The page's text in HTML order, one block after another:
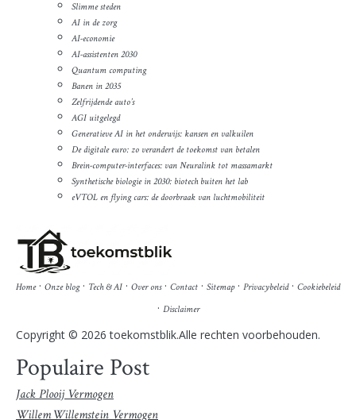
Slimme steden
AI in de zorg
AI-economie
AI-assistenten 2030
Quantum computing
Banen in 2035
Zelfrijdende auto’s
AGI uitgelegd
Generatieve AI in het onderwijs: kansen en valkuilen
De digitale euro: zo verandert de toekomst van betalen
Brein-computer-interfaces: van Neuralink tot massamarkt
Synthetische biologie in 2030: biotech buiten het lab
eVTOL en flying cars: de doorbraak van luchtmobiliteit
Home· Onze blog· Tech & AI · Over ons· Contact · Sitemap· Privacybeleid· Cookiebeleid
· Disclaimer
Copyright © 2026 toekomstblik.Alle rechten voorbehouden.
Populaire Post
Jack Plooij Vermogen
Willem Willemstein Vermogen